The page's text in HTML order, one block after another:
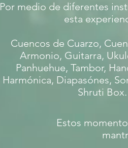
Por medio de diferentes
esta
Cuencos de Cuarzo,
Armonio, Guitarra,
Panhuehue, Tambor,
Harmónica, Diapasónes,
Shruti Box.
Estos